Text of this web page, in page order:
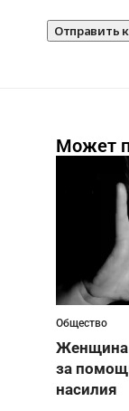
Может
Общество
Женщина
за
насилия